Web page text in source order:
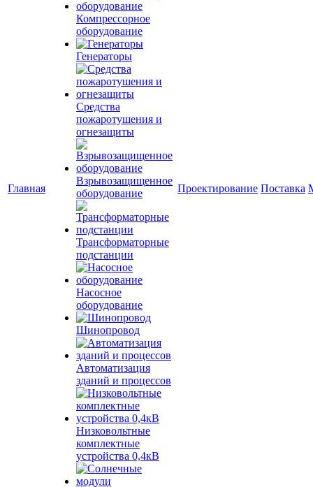
Главная
Компрессорное
оборудование
Генераторы
Средства
пожаротушения и
огнезащиты
Взрывозащищенное
оборудование
Трансформаторные
подстанции
Насосное
оборудование
Шинопровод
Автоматизация
зданий и процессов
Низковольтные
комплектные
устройства 0,4кВ
Проектирование Поставка